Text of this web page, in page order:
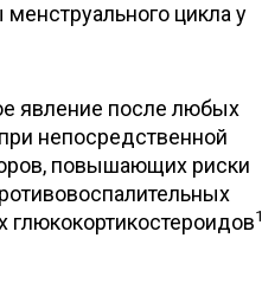
цикла у
явление после любых
непосредственной
повышающих риски
глюкокортикостероидов1